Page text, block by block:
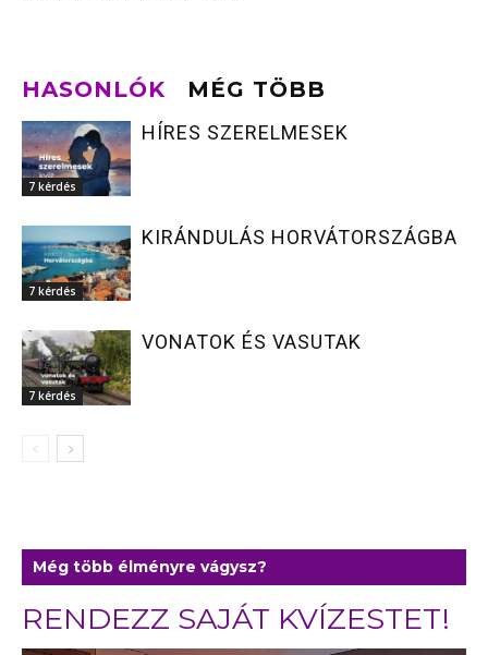
HASONLÓK MÉG TÖBB
7 kérdés
HÍRES SZERELMESEK
7 kérdés
KIRÁNDULÁS HORVÁTORSZÁGBA
7 kérdés
VONATOK ÉS VASUTAK
Még több élményre vágysz?
RENDEZZ SAJÁT KVÍZESTET!